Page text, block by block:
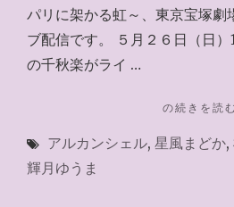
パリに架かる虹～、東京宝塚劇
ブ配信です。 ５月２６日（日
の千秋楽がライ …
"お
で
の続きを読
アルカンシェル, 星風まどか,
輝月ゆうま